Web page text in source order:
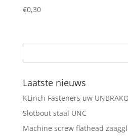
€0,30
Laatste nieuws
KLinch Fasteners uw
Slotbout staal UNC
Machine screw flathead